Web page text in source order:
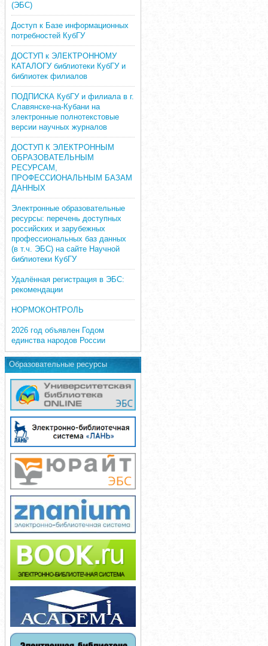
(ЭБС)
Доступ к Базе информационных
потребностей КубГУ
ДОСТУП к ЭЛЕКТРОННОМУ
КАТАЛОГУ библиотеки КубГУ и
библиотек филиалов
ПОДПИСКА КубГУ и филиала в г.
Славянске-на-Кубани на
электронные полнотекстовые
версии научных журналов
ДОСТУП К ЭЛЕКТРОННЫМ
ОБРАЗОВАТЕЛЬНЫМ
РЕСУРСАМ,
ПРОФЕССИОНАЛЬНЫМ БАЗАМ
ДАННЫХ
Электронные образовательные
ресурсы: перечень доступных
российских и зарубежных
профессиональных баз данных
(в т.ч. ЭБС) на сайте Научной
библиотеки КубГУ
Удалённая регистрация в ЭБС:
рекомендации
НОРМОКОНТРОЛЬ
2026 год объявлен Годом
единства народов России
Образовательные ресурсы